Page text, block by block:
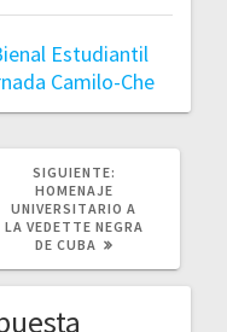
Estudiantil
Camilo-Che
SIGUIENTE:
HOMENAJE
UNIVERSITARIO A
LA VEDETTE NEGRA
DE CUBA